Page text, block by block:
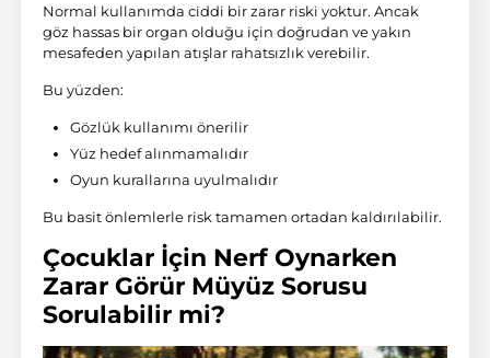
Normal kullanımda ciddi bir zarar riski yoktur. Ancak
göz hassas bir organ olduğu için doğrudan ve yakın
mesafeden yapılan atışlar rahatsızlık verebilir.
Bu yüzden:
Gözlük kullanımı önerilir
Yüz hedef alınmamalıdır
Oyun kurallarına uyulmalıdır
Bu basit önlemlerle risk tamamen ortadan kaldırılabilir.
Çocuklar İçin Nerf Oynarken
Zarar Görür Müyüz Sorusu
Sorulabilir mi?